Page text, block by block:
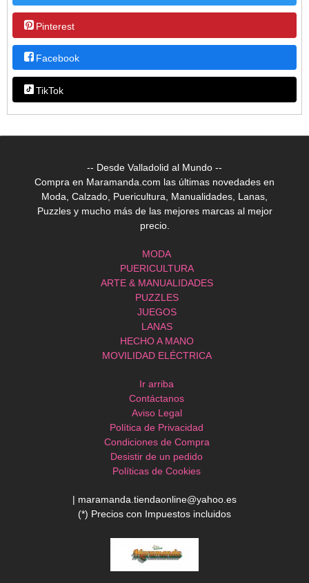
Pinterest
Facebook
TikTok
-- Desde Valladolid al Mundo --
Compra en Maramanda.com las últimas novedades en
Moda, Calzado, Puericultura, Manualidades, Lanas,
Puzzles y mucho más de las mejores marcas al mejor
precio.
MODA
PUERICULTURA
ARTE & MANUALIDADES
PUZZLES
JUEGOS
LANAS
HECHO A MANO
MOVILIDAD ELÉCTRICA
Ir arriba
Contáctanos
Aviso Legal
Política de Privacidad
Condiciones de Compra
Desistir de un pedido
Políticas de Cookies
| maramanda.tiendaonline@yahoo.es
(*) Precios con Impuestos incluidos